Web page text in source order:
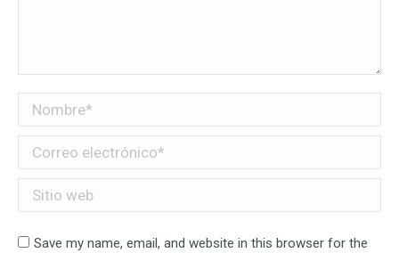
Nombre *
Correo electrónico *
Sitio web
Save my name, email, and website in this browser for the